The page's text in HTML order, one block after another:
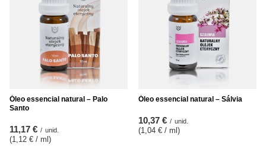
Óleo essencial natural – Palo
Santo
11,17 € / unid.
(1,12 € / ml)
Óleo essencial natural – Sálvia
10,37 € / unid.
(1,04 € / ml)